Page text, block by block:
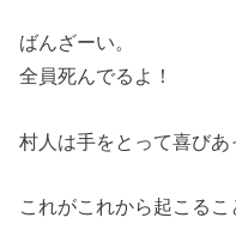
ばんざーい。
全員死んでるよ！
村人は手をとって喜びあ
これがこれから起こるこ